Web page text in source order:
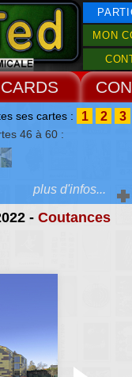
MON
CARDS
- Coutances
ses cartes : 1 2 3
46 à 60 :
économie de
plus d'infos...